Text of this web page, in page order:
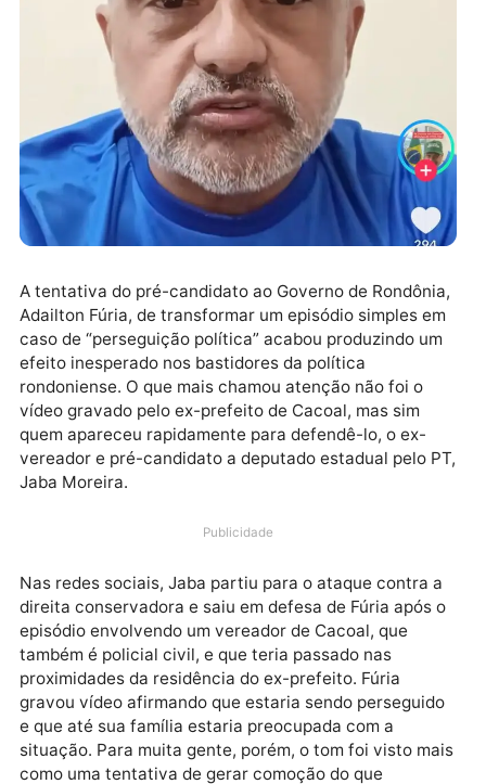
A tentativa do pré-candidato ao Governo de
Adailton Fúria, de transformar um episódio simples
caso de “perseguição política” acabou produzindo
rondoniense. O que mais chamou atenção não foi o
quem apareceu rapidamente para defendê-lo, o ex-
vereador e pré-candidato a deputado estadual pelo
Jaba Moreira.
Publicidade
Nas redes sociais, Jaba partiu para o ataque contra
direita conservadora e saiu em defesa de Fúria após